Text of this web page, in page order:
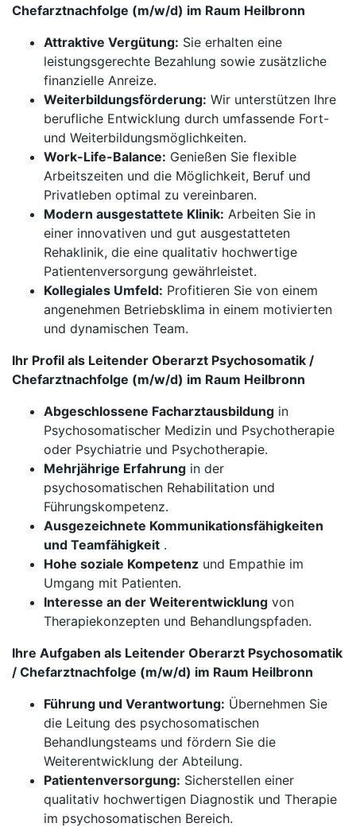
Chefarztnachfolge (m/w/d) im Raum Heilbronn
Attraktive Vergütung: Sie erhalten eine
leistungsgerechte Bezahlung sowie zusätzliche
finanzielle Anreize.
Weiterbildungsförderung: Wir unterstützen Ihre
berufliche Entwicklung durch umfassende Fort-
und Weiterbildungsmöglichkeiten.
Work-Life-Balance: Genießen Sie flexible
Arbeitszeiten und die Möglichkeit, Beruf und
Privatleben optimal zu vereinbaren.
Modern ausgestattete Klinik: Arbeiten Sie in
einer innovativen und gut ausgestatteten
Rehaklinik, die eine qualitativ hochwertige
Patientenversorgung gewährleistet.
Kollegiales Umfeld: Profitieren Sie von einem
angenehmen Betriebsklima in einem motivierten
und dynamischen Team.
Ihr Profil als Leitender Oberarzt Psychosomatik /
Chefarztnachfolge (m/w/d) im Raum Heilbronn
Abgeschlossene Facharztausbildung in
Psychosomatischer Medizin und Psychotherapie
oder Psychiatrie und Psychotherapie.
Mehrjährige Erfahrung in der
psychosomatischen Rehabilitation und
Führungskompetenz.
Ausgezeichnete Kommunikationsfähigkeiten
und Teamfähigkeit .
Hohe soziale Kompetenz und Empathie im
Umgang mit Patienten.
Interesse an der Weiterentwicklung von
Therapiekonzepten und Behandlungspfaden.
Ihre Aufgaben als Leitender Oberarzt Psychosomatik
/ Chefarztnachfolge (m/w/d) im Raum Heilbronn
Führung und Verantwortung: Übernehmen Sie
die Leitung des psychosomatischen
Behandlungsteams und fördern Sie die
Weiterentwicklung der Abteilung.
Patientenversorgung: Sicherstellen einer
qualitativ hochwertigen Diagnostik und Therapie
im psychosomatischen Bereich.